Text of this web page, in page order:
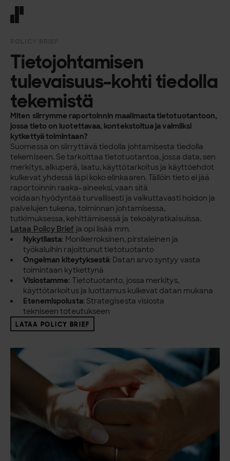
Tietojohtamisen
tulevaisuus-kohti tiedolla
tekemistä
Miten siirrymme raportoinnin maailmasta tietotuotantoon,
jossa tieto on luotettavaa, kontekstoitua ja valmiiksi
kytkettyä toimintaan?
Suomessa on siirryttävä tiedolla johtamisesta tiedolla
tekemiseen. Se tarkoittaatietotuotantoa, jossa data, sen
merkitys, alkuperä, laatu, käyttötarkoitus ja käyttöehdot
kulkevat yhdessä läpi koko elinkaaren. Tällöin tieto ei jää
raportoinnin raaka-aineeksi, vaan sitä
voidaan hyödyntää turvallisesti ja vaikuttavasti hoidon ja
palvelujen tukena, toiminnan johtamisessa,
tutkimuksessa, kehittämisessä ja tekoälyratkaisuissa.
Lataa Policy Brief ja opi lisää mm.
Nykytilasta: Monikerroksinen, pirstaleinen ja
työkaluihin rajoittunut tietotuotanto
Ongelman kiteytyksestä: Datan arvo syntyy vasta
toimintaan kytkettynä
Visiostamme: Tietotuotanto, jossa merkitys,
käyttötarkoitus ja luottamus kulkevat datan mukana
Etenemispolusta: Strategisesta visiosta
tekniseentoteutukseen
LATAA POLICY BRIEF